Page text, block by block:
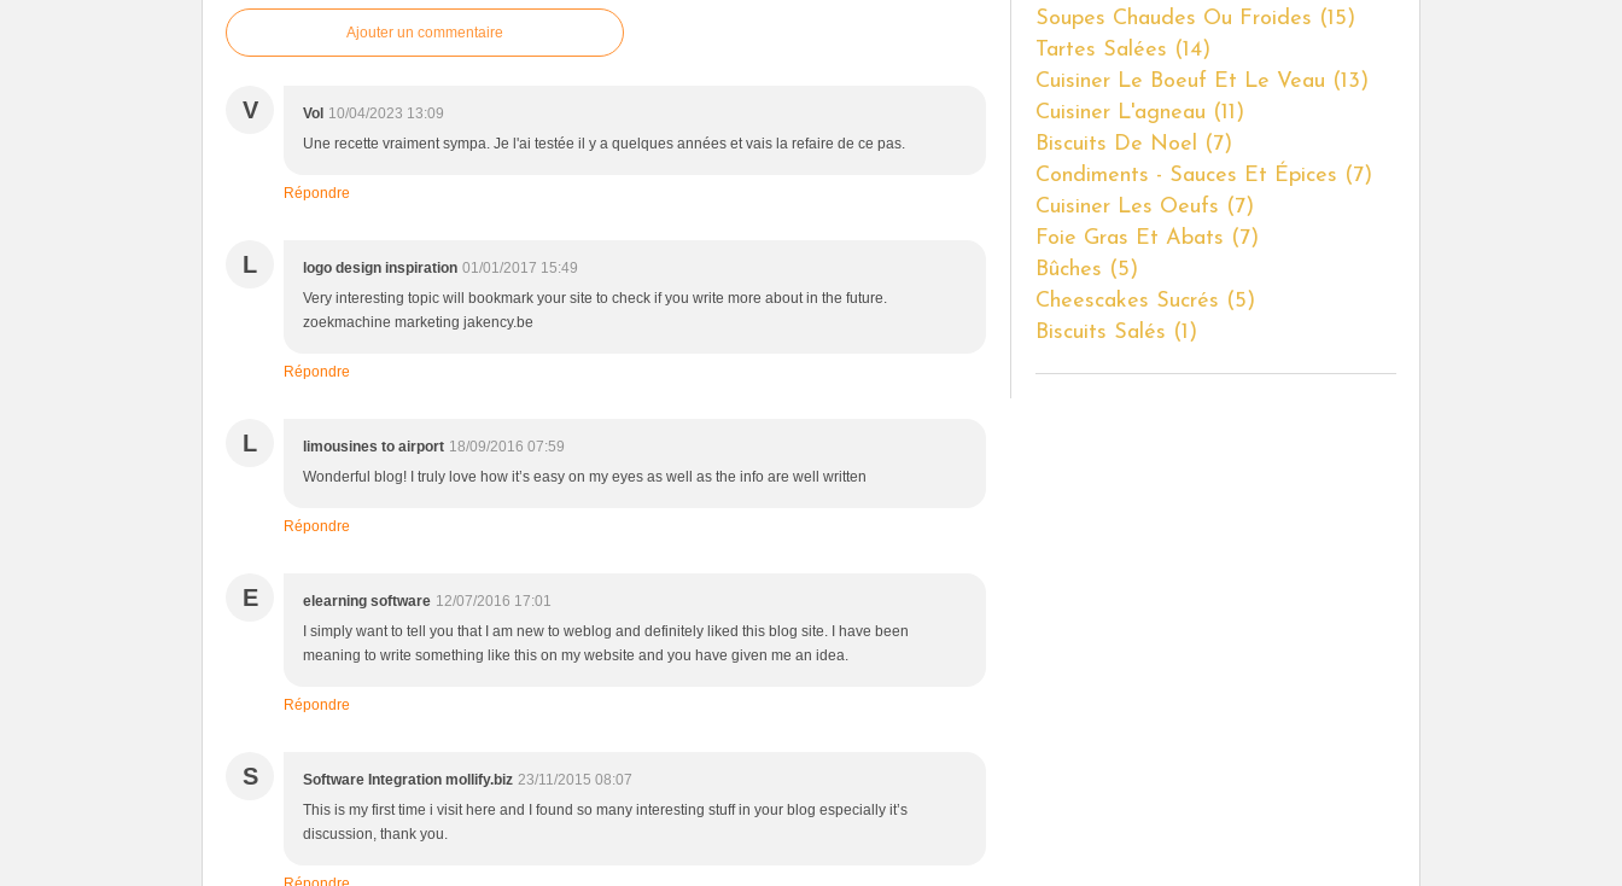
Ajouter un commentaire
V Vol 10/04/2023 13:09
Une recette vraiment sympa. Je l'ai testée il y a quelques années et vais la refaire de ce pas.
Répondre
L logo design inspiration 01/01/2017 15:49
Very interesting topic will bookmark your site to check if you write more about in the future.
zoekmachine marketing jakency.be
Répondre
L limousines to airport 18/09/2016 07:59
Wonderful blog! I truly love how it’s easy on my eyes as well as the info are well written
Répondre
E elearning software 12/07/2016 17:01
I simply want to tell you that I am new to weblog and definitely liked this blog site. I have been
meaning to write something like this on my website and you have given me an idea.
Répondre
S Software Integration mollify.biz 23/11/2015 08:07
This is my first time i visit here and I found so many interesting stuff in your blog especially it’s
discussion, thank you.
Soupes Chaudes Ou Froides (15)
Tartes Salées (14)
Cuisiner Le Boeuf Et Le Veau (13)
Cuisiner L'agneau (11)
Biscuits De Noel
(7)
Condiments - Sauces Et Épices (7)
Cuisiner Les Oeufs (7)
Foie Gras Et Abats (7)
Bûches (5)
Cheescakes Sucrés (5)
Biscuits Salés (1)